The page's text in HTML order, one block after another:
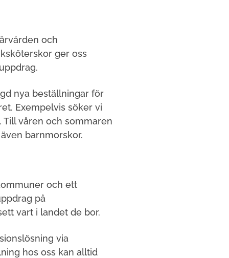
och
ger oss
nya beställningar för
Exempelvis söker vi
våren och sommaren
barnmorskor.
och ett
på
vart i landet de bor.
via
hos oss kan alltid